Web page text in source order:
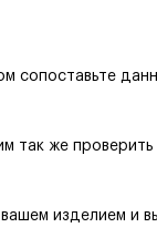
сопоставьте
же проверить
изделием и